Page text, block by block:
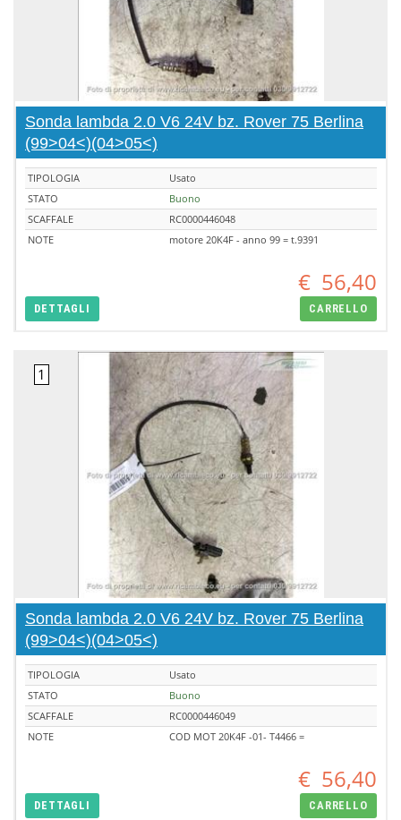
Sonda lambda 2.0 V6 24V bz. Rover 75 Berlina
(99>04<)(04>05<)
TIPOLOGIA
Usato
STATO
Buono
SCAFFALE
RC0000446048
NOTE
motore 20K4F - anno 99 = t.9391
€ 56,40
DETTAGLI CARRELLO
Sonda lambda 2.0 V6 24V bz. Rover 75 Berlina
(99>04<)(04>05<)
TIPOLOGIA
Usato
STATO
Buono
SCAFFALE
RC0000446049
NOTE
COD MOT 20K4F -01- T4466 =
€ 56,40
DETTAGLI CARRELLO